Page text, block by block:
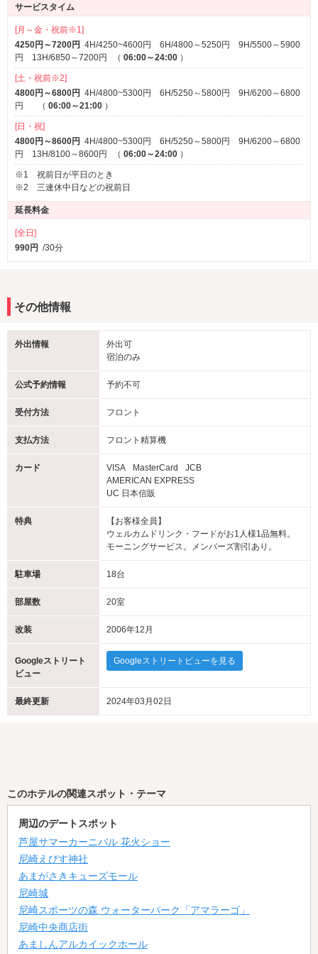
サービスタイム
[月～金・祝前※1]
4250円～7200円 4H/4250~4600円 6H/4800～5250円 9H/5500～5900
円 13H/6850～7200円
（ 06:00～24:00 ）
[土・祝前※2]
4800円～6800円 4H/4800~5300円 6H/5250～5800円 9H/6200～6800
円
（ 06:00～21:00 ）
[日・祝]
4800円～8600円 4H/4800~5300円 6H/5250～5800円 9H/6200～6800
円 13H/8100～8600円
（ 06:00～24:00 ）
※1 祝前日が平日のとき
※2 三連休中日などの祝前日
延長料金
[全日]
990円 /30分
その他情報
外出情報
外出可
宿泊のみ
公式予約情報 予約不可
受付方法 フロント
支払方法 フロント精算機
カード VISA MasterCard
JCB
AMERICAN EXPRESS
UC 日本信販
特典
【お客様全員】
ウェルカムドリンク・フードがお1人様1品無料。
モーニングサービス。メンバーズ割引あり。
駐車場 18台
部屋数 20室
改装 2006年12月
Googleストリート
ビュー
Googleストリートビューを見る
最終更新 2024年03月02日
このホテルの関連スポット・テーマ
周辺のデートスポット
芦屋サマーカーニバル 花火ショー
尼崎えびす神社
あまがさきキューズモール
尼崎城
尼崎スポーツの森 ウォーターパーク「アマラーゴ」
尼崎中央商店街
あましんアルカイックホール